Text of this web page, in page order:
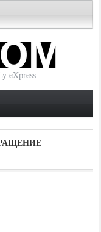
eXpress